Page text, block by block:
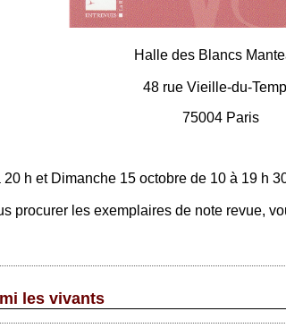
Halle des Blancs
48 rue Vieille-du-
75004 Paris
h et Dimanche 15 octobre de 10 à 19 h
procurer les exemplaires de note revue,
les vivants